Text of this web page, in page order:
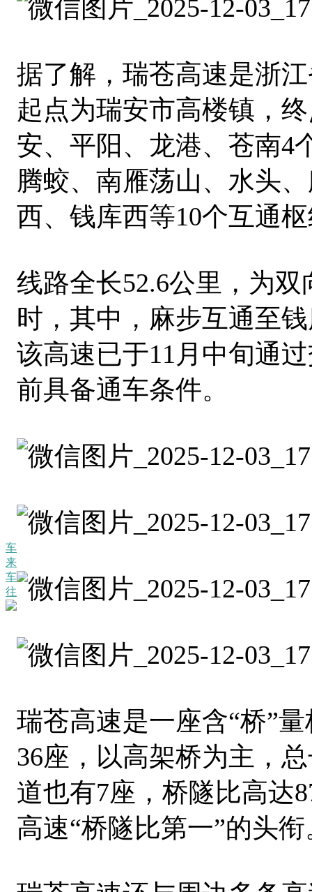
车
来
车
往
据了解，瑞苍高速是浙
起点为瑞安市高楼镇，
安、平阳、龙港、苍南4
腾蛟、南雁荡山、水头
西、钱库西等10个互通
线路全长52.6公里，为
时，其中，麻步互通至
该高速已于11月中旬通
前具备通车条件。
瑞苍高速是一座含“桥”
36座，以高架桥为主，
道也有7座，桥隧比高达
高速“桥隧比第一”的头衔